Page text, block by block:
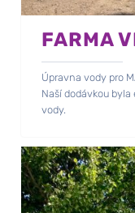
FARMA
Úpravna vody pro
Naší dodávkou
vody.